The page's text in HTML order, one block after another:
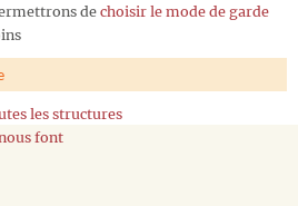
de choisir le mode de garde
les structures
font